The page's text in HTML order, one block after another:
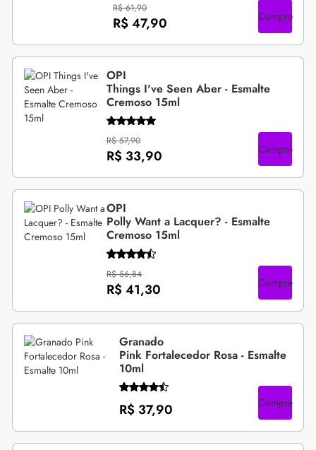
R$ 61,90
R$ 47,90 Compre
OPI
Things I've Seen Aber - Esmalte
Cremoso 15ml
R$ 57,90
R$ 33,90 Compre
OPI
Polly Want a Lacquer? - Esmalte
Cremoso 15ml
R$ 56,84
R$ 41,30 Compre
Granado
Pink Fortalecedor Rosa - Esmalte
10ml
R$ 37,90 Compre